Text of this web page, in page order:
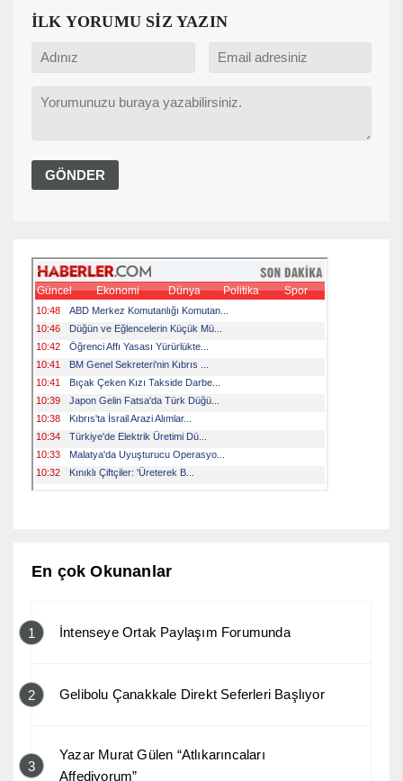
İLK YORUMU SİZ YAZIN
En çok Okunanlar
1 İntenseye Ortak Paylaşım Forumunda
2 Gelibolu Çanakkale Direkt Seferleri Başlıyor
3
Yazar Murat Gülen “Atlıkarıncaları
Affediyorum”